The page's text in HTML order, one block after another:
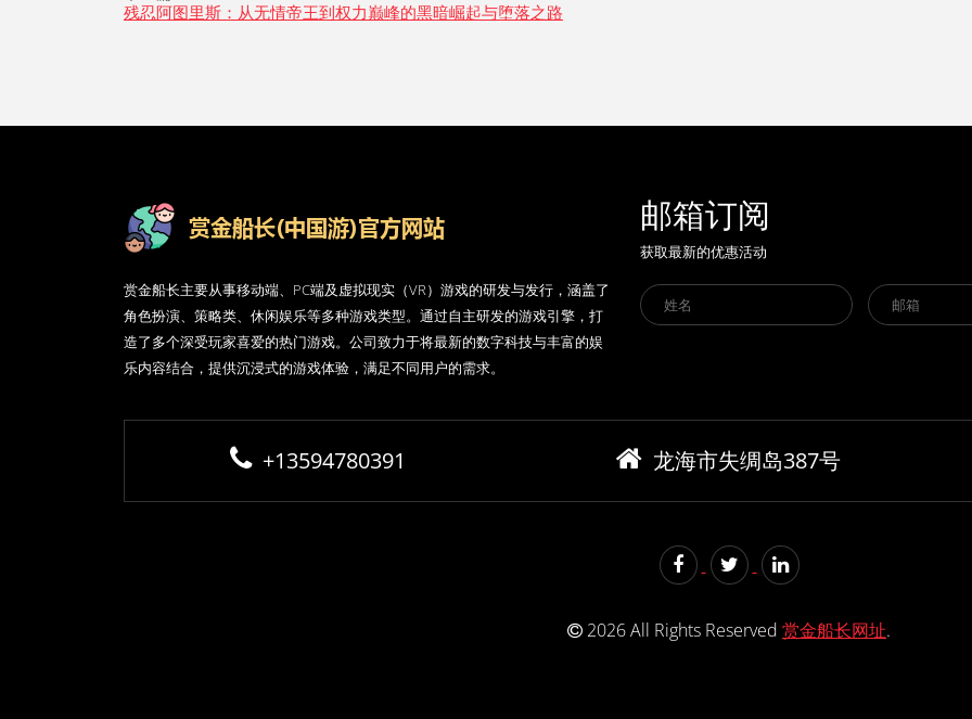
残忍阿图里斯：从无情帝王到权力巅峰的黑暗崛起与堕落之路
赏金船长主要从事移动端、PC端及虚拟现实（VR）游戏的研发与发行，涵盖了
角色扮演、策略类、休闲娱乐等多种游戏类型。通过自主研发的游戏引擎，打
造了多个深受玩家喜爱的热门游戏。公司致力于将最新的数字科技与丰富的娱
乐内容结合，提供沉浸式的游戏体验，满足不同用户的需求。
邮箱订阅
获取最新的优惠活动
+13594780391 龙海市失绸岛387号
2026 All Rights Reserved 赏金船长网址.